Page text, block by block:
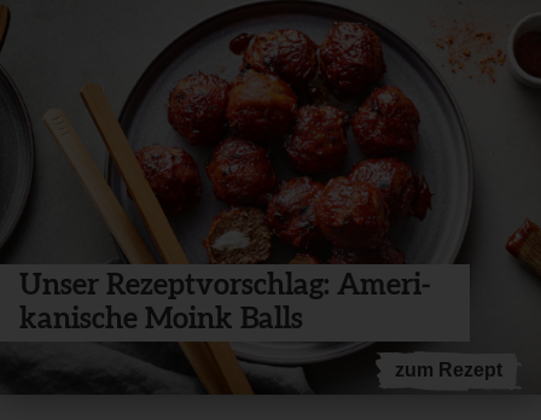
Unser Rezept­vor­schlag: Ameri­
ka­ni­sche Moink Balls
zum Rezept